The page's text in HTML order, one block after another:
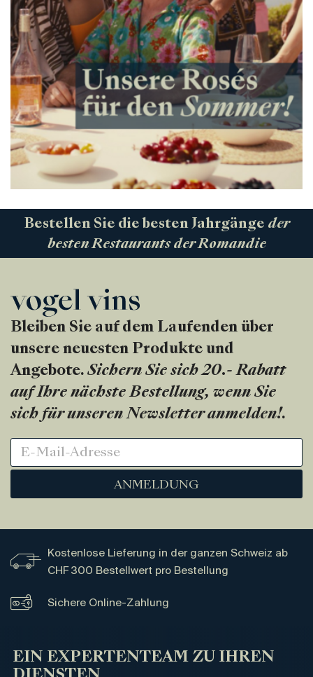
Bestellen Sie die besten Jahrgänge der
besten Restaurants der Romandie
Bleiben Sie auf dem Laufenden über
unsere neuesten Produkte und
Angebote. Sichern Sie sich 20.- Rabatt
auf Ihre nächste Bestellung, wenn Sie
sich für unseren Newsletter anmelden!.
ANMELDUNG
Kostenlose Lieferung in der ganzen Schweiz ab
CHF 300 Bestellwert pro Bestellung
Sichere Online-Zahlung
EIN EXPERTENTEAM ZU IHREN